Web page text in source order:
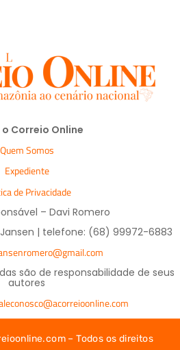
o Correio Online
Quem Somos
Expediente
de Privacidade
– Davi Romero
| telefone: (68) 99972-6883
são de responsabilidade de seus
autores
– Todos os direitos